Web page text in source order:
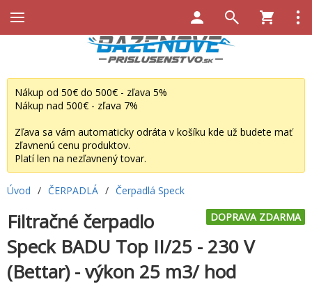
Nákup od 50€ do 500€ - zľava 5%
Nákup nad 500€ - zľava 7%
Zľava sa vám automaticky odráta v košíku kde už budete mať
zľavnenú cenu produktov.
Platí len na nezľavnený tovar.
Úvod / ČERPADLÁ / Čerpadlá Speck
DOPRAVA ZDARMA
Filtračné čerpadlo
Speck BADU Top II/25 - 230 V
(Bettar) - výkon 25 m3/ hod